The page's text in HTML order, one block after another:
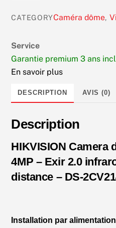
IDW
Camera
dome
WiFi
4MP
CATEGORYCaméra dôme,
Service
Garantie premium 3 ans
En savoir plus
DESCRIPTION AVIS (0)
Description
HIKVISION Camera
4MP – Exir 2.0
distance – DS-
Installation par